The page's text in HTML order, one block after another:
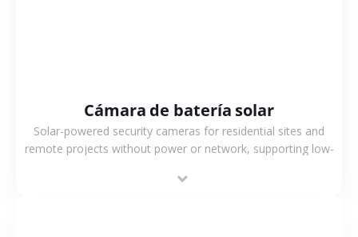
Cámara de batería solar
Solar-powered security cameras for residential sites and
remote projects without power or network, supporting low-
monitoring.